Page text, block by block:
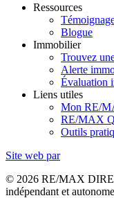
Ressources
Blogue
Immobilier
Trouvez
Alerte
Évaluation
Liens utiles
Mon RE/
RE/MAX
Outils
Site web par
© 2026 RE/MAX
indépendant et